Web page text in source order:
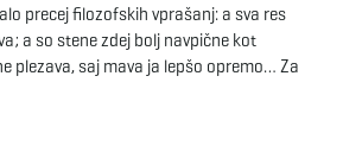
precej filozofskih vprašanj: a sva res
a so stene zdej bolj navpične kot
plezava, saj mava ja lepšo opremo… Za